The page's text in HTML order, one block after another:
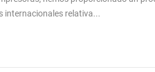
internacionales relativa...